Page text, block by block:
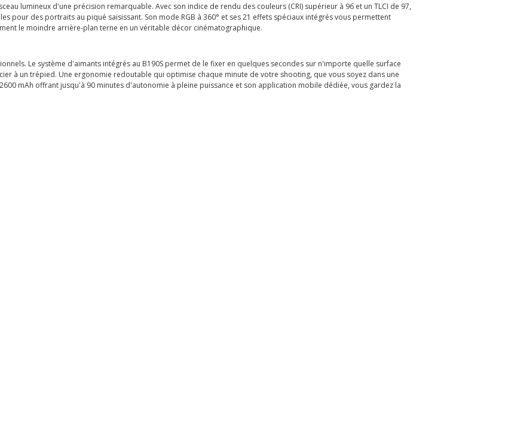
lumineux d'une précision remarquable. Avec son indice de rendu des couleurs (CRI) supérieur à 96 et un TLCI de 97,
pour des portraits au piqué saisissant. Son mode RGB à 360° et ses 21 effets spéciaux intégrés vous permettent
le moindre arrière-plan terne en un véritable décor cinématographique.
Le système d'aimants intégrés au B190S permet de le fixer en quelques secondes sur n'importe quelle surface
à un trépied. Une ergonomie redoutable qui optimise chaque minute de votre shooting, que vous soyez dans une
mAh offrant jusqu'à 90 minutes d'autonomie à pleine puissance et son application mobile dédiée, vous gardez la